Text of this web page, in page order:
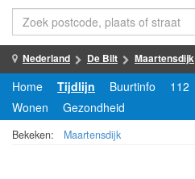
Nederland De Bilt Maartensdijk
Home Tijdlijn Buurtinfo 112
Wonen
Gezondheid
Bekeken: Maartensdijk